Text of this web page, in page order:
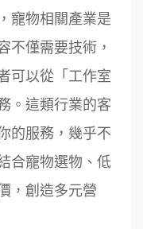
寵物相關產業是
不僅需要技術，
可以從「工作室
。這類行業的客
的服務，幾乎不
合寵物選物、低
，創造多元營